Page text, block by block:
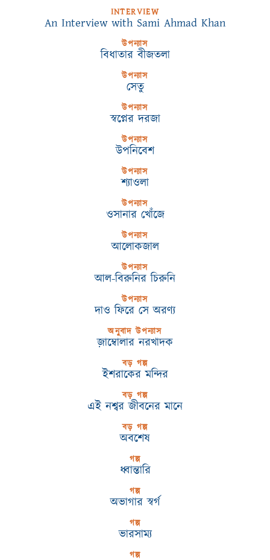
INTERVIEW
An Interview with Sami Ahmad Khan
উপন্যাস
বিধাতার বীজতলা
উপন্যাস
সেতু
উপন্যাস
স্বপ্নের দরজা
উপন্যাস
উপনিবেশ
উপন্যাস
শ্যাওলা
উপন্যাস
ওসানার খোঁজে
উপন্যাস
আলোকজাল
উপন্যাস
আল-বিরুনির চিরুনি
উপন্যাস
দাও ফিরে সে অরণ্য
অনুবাদ উপন্যাস
জ়াম্বোলার নরখাদক
বড় গল্প
ইশরাকের মন্দির
বড় গল্প
এই নশ্বর জীবনের মানে
বড় গল্প
অবশেষ
গল্প
ধ্বান্তারি
গল্প
অভাগার স্বর্গ
গল্প
ভারসাম্য
গল্প